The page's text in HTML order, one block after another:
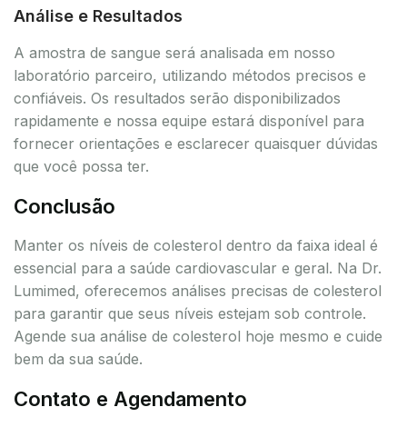
Análise e Resultados
A amostra de sangue será analisada em nosso
laboratório parceiro, utilizando métodos precisos e
confiáveis. Os resultados serão disponibilizados
rapidamente e nossa equipe estará disponível para
fornecer orientações e esclarecer quaisquer dúvidas
que você possa ter.
Conclusão
Manter os níveis de colesterol dentro da faixa ideal é
essencial para a saúde cardiovascular e geral. Na Dr.
Lumimed, oferecemos análises precisas de colesterol
para garantir que seus níveis estejam sob controle.
Agende sua análise de colesterol hoje mesmo e cuide
bem da sua saúde.
Contato e Agendamento